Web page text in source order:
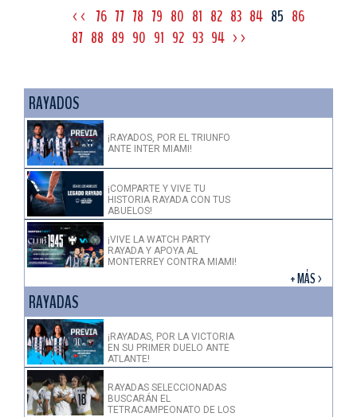
<< 76 77 78 79 80 81 82 83 84 85 86
87 88 89 90 91 92 93 94 >>
RAYADOS
¡RAYADOS, POR EL TRIUNFO
ANTE INTER MIAMI!
¡COMPARTE Y VIVE TU
HISTORIA RAYADA CON TUS
ABUELOS!
¡VIVE LA WATCH PARTY
RAYADA Y APOYA AL
MONTERREY CONTRA MIAMI!
+ MÁS >
RAYADAS
¡RAYADAS, POR LA VICTORIA
EN SU PRIMER DUELO ANTE
ATLANTE!
RAYADAS SELECCIONADAS
BUSCARÁN EL
TETRACAMPEONATO DE LOS